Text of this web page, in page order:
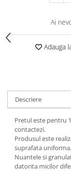
Ai
Adauga
Descriere
Pretul este pentru
contactezi.
Produsul este
suprafata
Nuantele si
datorita micilor